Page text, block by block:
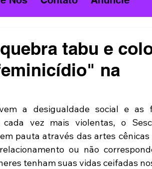
tabu e
na
a desigualdade social e as
vez mais violentas, o
pauta através das artes
ou não
tenham suas vidas ceifadas